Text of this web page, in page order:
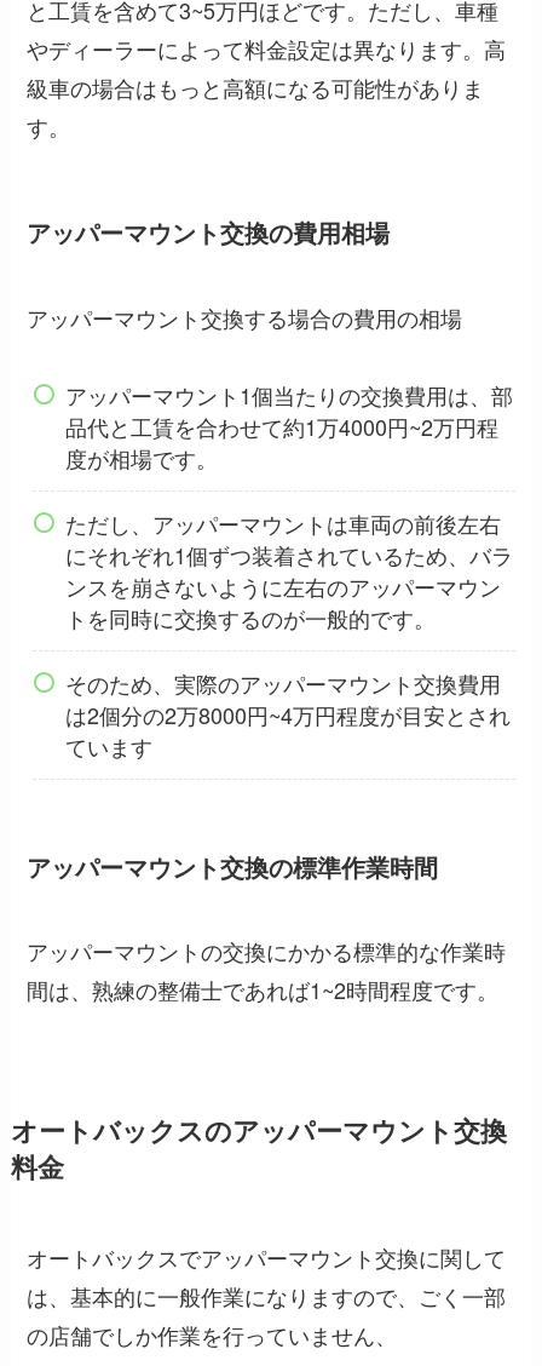
と工賃を含めて3~5万円ほどです。ただし、車種
やディーラーによって料金設定は異なります。高
級車の場合はもっと高額になる可能性がありま
す。
アッパーマウント交換の費用相場
アッパーマウント交換する場合の費用の相場
アッパーマウント1個当たりの交換費用は、部
品代と工賃を合わせて約1万4000円~2万円程
度が相場です。
ただし、アッパーマウントは車両の前後左右
にそれぞれ1個ずつ装着されているため、バラ
ンスを崩さないように左右のアッパーマウン
トを同時に交換するのが一般的です。
そのため、実際のアッパーマウント交換費用
は2個分の2万8000円~4万円程度が目安とされ
ています
アッパーマウント交換の標準作業時間
アッパーマウントの交換にかかる標準的な作業時
間は、熟練の整備士であれば1~2時間程度です。
オートバックスのアッパーマウント交換
料金
オートバックスでアッパーマウント交換に関して
は、基本的に一般作業になりますので、ごく一部
の店舗でしか作業を行っていません、